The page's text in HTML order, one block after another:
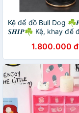
Kệ để đồ Bull Dog
𝑺𝑯𝑰𝑷☘ Kệ, khay để
trang trí phòng khách
1.800.000 đ